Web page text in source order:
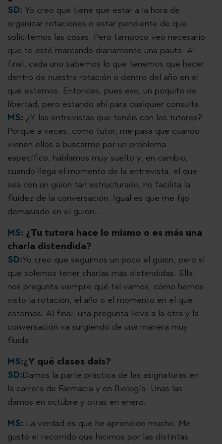
SD: Yo creo que tiene que estar a la hora de
organizar rotaciones o estar pendiente de que
solicitemos las cosas. Pero tampoco veo necesario
que te esté marcando diariamente una pauta. Al
final, cada uno sabemos lo que tenemos que hacer
dentro de nuestra rotación o dentro del año en el
que estemos. Entonces, pues eso, un poquito de
libertad, pero estando ahí para cualquier consulta.
MS: ¿Y las entrevistas que tenéis con los tutores?
Porque a veces, como tutor, me pasa que cuando
vienen ellos a buscarme por un problema
específico, hablamos muy suelto y, en cambio,
cuando llega el momento de la entrevista, el que
sea con un guion tan estructurado, no facilita la
fluidez de la conversación. Igual es que me fijo
demasiado en el guion...
MS: ¿Tu tutora hace lo mismo o es más una
charla distendida?
SD:Yo creo que seguimos un poco el guion, pero sí
que solemos tener charlas más distendidas. Ella
nos pregunta siempre qué tal vamos, cómo hemos
visto la rotación, el año o el momento en el que
estemos. Al final, una pregunta lleva a la otra y la
conversación va surgiendo de una manera muy
fluida.
MS:¿Y qué clases dais?
SD:Damos la parte práctica de las asignaturas en
la carrera de Farmacia y en Biología. Unas las
damos en octubre y otras en enero.
MS: La verdad es que he aprendido mucho. Me
gustó el recorrido que hicimos por las distintas